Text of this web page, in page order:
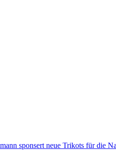
sponsert neue Trikots für die